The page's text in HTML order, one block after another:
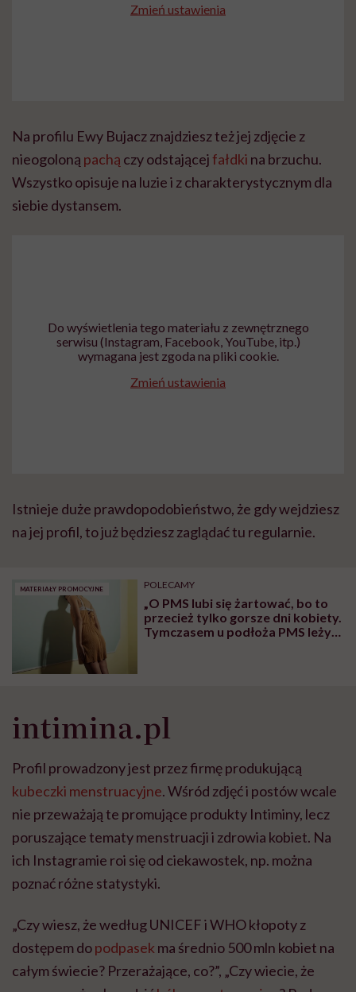
Zmień ustawienia
Na profilu Ewy Bujacz znajdziesz też jej zdjęcie z
nieogoloną pachą czy odstającejfałdki na brzuchu.
Wszystko opisuje na luzie i z charakterystycznym dla
siebie dystansem.
Do wyświetlenia tego materiału z zewnętrznego
serwisu (Instagram, Facebook, YouTube, itp.)
wymagana jest zgoda na pliki cookie.
Zmień ustawienia
Istnieje duże prawdopodobieństwo, że gdy wejdziesz
na jej profil, to już będziesz zaglądać tu regularnie.
MATERIAŁY PROMOCYJNE POLECAMY
„O PMS lubi się żartować, bo to
przecież tylko gorsze dni kobiety.
Tymczasem u podłoża PMS leży
intimina.pl
Profil prowadzony jest przez firmę produkującą
kubeczki menstruacyjne. Wśród zdjęć i postów wcale
nie przeważają te promujące produkty Intiminy, lecz
poruszające tematy menstruacji i zdrowia kobiet. Na
ich Instagramie roi się od ciekawostek, np. można
poznać różne statystyki.
„Czy wiesz, że według UNICEF i WHO kłopoty z
dostępem dopodpasek ma średnio 500 mln kobiet na
całym świecie? Przerażające, co?”, „Czy wiecie, że